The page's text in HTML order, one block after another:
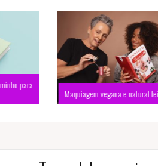
Maquiagem vegana e natural feita em casa